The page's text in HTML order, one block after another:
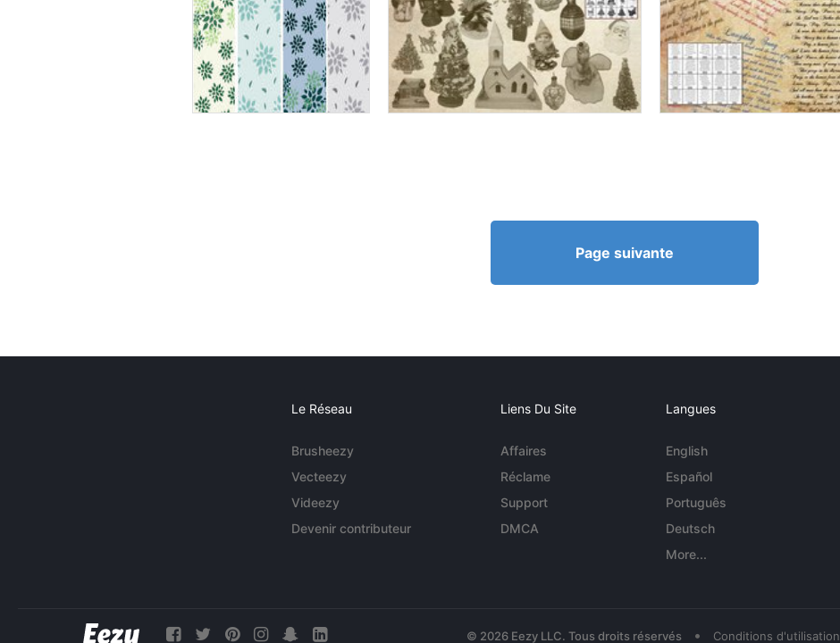
Page suivante
Le Réseau
Brusheezy
Vecteezy
Videezy
Devenir contributeur
Liens Du Site
Affaires
Réclame
Support
DMCA
Langues
English
Español
Português
Deutsch
More...
© 2026 Eezy LLC. Tous droits réservés • Conditions d'utilisation